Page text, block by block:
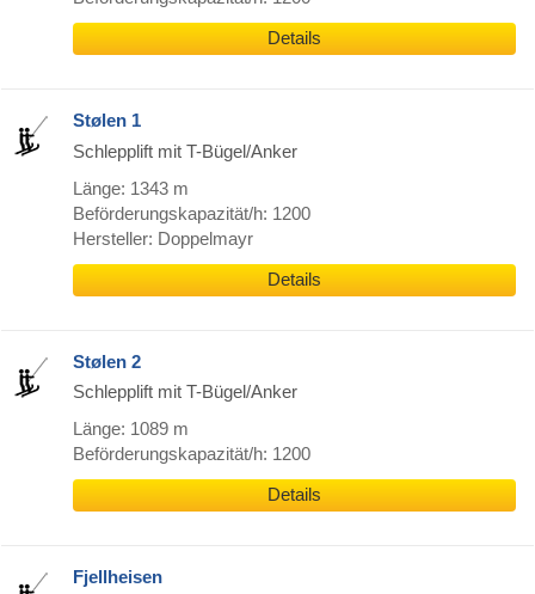
Details
Stølen 1
Schlepplift mit T-Bügel/Anker
Länge: 1343 m
Beförderungskapazität/h: 1200
Hersteller: Doppelmayr
Details
Stølen 2
Schlepplift mit T-Bügel/Anker
Länge: 1089 m
Beförderungskapazität/h: 1200
Details
Fjellheisen